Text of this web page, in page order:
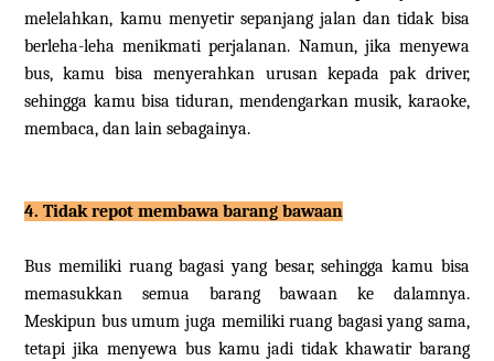
melelahkan, kamu menyetir sepanjang jalan dan tidak bisa
berleha-leha menikmati perjalanan. Namun, jika menyewa
bus, kamu bisa menyerahkan urusan kepada pak driver,
sehingga kamu bisa tiduran, mendengarkan musik, karaoke,
membaca, dan lain sebagainya.
4. Tidak repot membawa barang bawaan
Bus memiliki ruang bagasi yang besar, sehingga kamu bisa
memasukkan semua barang bawaan ke dalamnya.
Meskipun bus umum juga memiliki ruang bagasi yang sama,
tetapi jika menyewa bus kamu jadi tidak khawatir barang